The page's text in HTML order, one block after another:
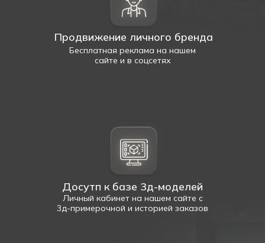
Продвижение личного бренда
Бесплатная реклама на нашем
сайте и в соцсетях
Досутп к базе 3д-моделей
Личный кабинет на нашем сайте с
3д-примерочной и историей заказов